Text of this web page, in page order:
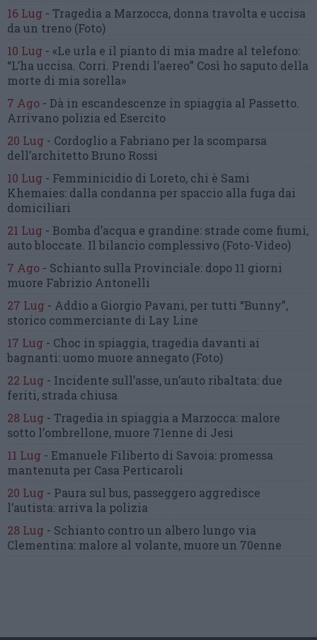
16 Lug - Tragedia a Marzocca, donna travolta e uccisa
da un treno (Foto)
10 Lug - «Le urla e il pianto di mia madre al telefono:
“L’ha uccisa. Corri. Prendi l’aereo” Così ho saputo della
morte di mia sorella»
7 Ago - Dà in escandescenze in spiaggia al Passetto.
Arrivano polizia ed Esercito
20 Lug - Cordoglio a Fabriano per la scomparsa
dell’architetto Bruno Rossi
10 Lug - Femminicidio di Loreto, chi è Sami
Khemaies: dalla condanna per spaccio alla fuga dai
domiciliari
21 Lug - Bomba d’acqua e grandine: strade come fiumi,
auto bloccate. Il bilancio complessivo (Foto-Video)
7 Ago - Schianto sulla Provinciale: dopo 11 giorni
muore Fabrizio Antonelli
27 Lug - Addio a Giorgio Pavani, per tutti “Bunny”,
storico commerciante di Lay Line
17 Lug - Choc in spiaggia, tragedia davanti ai
bagnanti:uomo muore annegato (Foto)
22 Lug - Incidente sull’asse, un’auto ribaltata: due
feriti, strada chiusa
28 Lug - Tragedia in spiaggia a Marzocca: malore
sotto l’ombrellone, muore 71enne di Jesi
11 Lug - Emanuele Filiberto di Savoia: promessa
mantenuta per Casa Perticaroli
20 Lug - Paura sul bus, passeggero aggredisce
l’autista: arriva la polizia
28 Lug - Schianto contro un albero lungo via
Clementina: malore al volante, muore un 70enne